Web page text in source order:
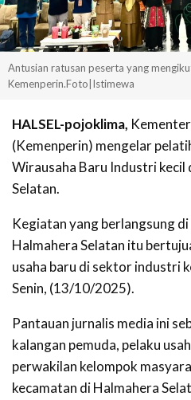
Antusian ratusan peserta yang
Kemenperin.Foto|Istimewa
HALSEL-pojoklima,
(Kemenperin) mengelar
Wirausaha Baru Industri kecil
Selatan.
Kegiatan yang berlangsung
Halmahera Selatan itu
usaha baru di sektor industri
Senin, (13/10/2025).
Pantauan jurnalis media ini
kalangan pemuda, pelaku
perwakilan kelompok
kecamatan di Halmahera